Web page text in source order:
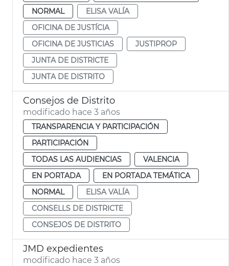
NORMAL
ELISA VALÍA
OFICINA DE JUSTÍCIA
OFICINA DE JUSTICIAS
JUSTIPROP
JUNTA DE DISTRICTE
JUNTA DE DISTRITO
Consejos de Distrito
modificado hace 3 años
TRANSPARENCIA Y PARTICIPACIÓN
PARTICIPACIÓN
TODAS LAS AUDIENCIAS
VALENCIA
EN PORTADA
EN PORTADA TEMÁTICA
NORMAL
ELISA VALÍA
CONSELLS DE DISTRICTE
CONSEJOS DE DISTRITO
JMD expedientes
modificado hace 3 años